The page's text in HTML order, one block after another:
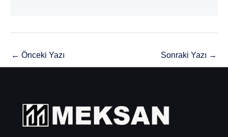
← Önceki Yazı Sonraki Yazı →